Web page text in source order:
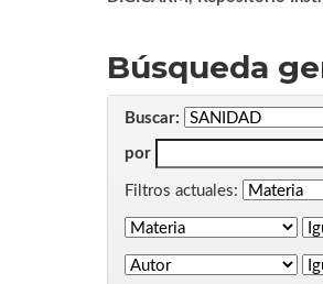
Búsqueda
Buscar:
por
Filtros actuales: